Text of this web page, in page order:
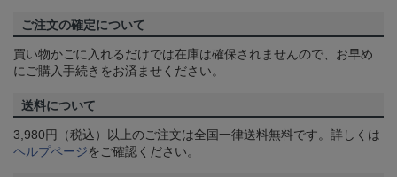
ご注文の確定について
買い物かごに入れるだけでは在庫は確保されませんので、お早め
にご購入手続きをお済ませください。
送料について
3,980円（税込）以上のご注文は全国一律送料無料です。詳しくは
ヘルプページをご確認ください。